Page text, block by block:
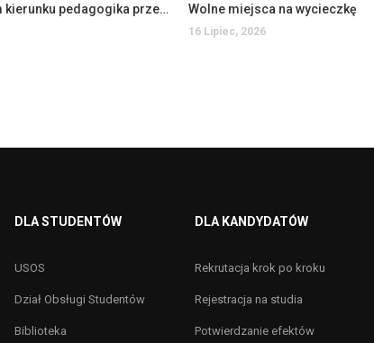
Absolutorium kierunku pedagogika przedszkolna i wczesnoszkolna Wolne miejsca na wycieczkę
16 Lipiec, 2026
DLA STUDENTÓW
USOS
Dział Obsługi Studentów
Biblioteka
DLA KANDYDATÓW
Rekrutacja krok po kroku
Rejestracja na studia
Potwierdzanie efektów